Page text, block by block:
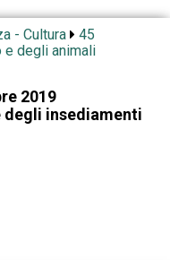
- Cultura
45
e degli animali
2019
insediamenti